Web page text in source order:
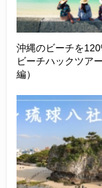
沖縄のビーチを
ビーチハックツア
編）